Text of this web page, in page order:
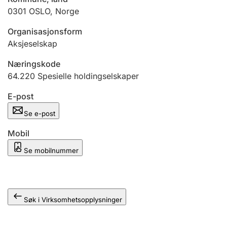
Andre tema
0301 OSLO, Norge
Organisasjonsform
Aksjeselskap
Næringskode
64.220 Spesielle holdingselskaper
E-post
Se e-post
Mobil
Se mobilnummer
Søk i Virksomhetsopplysninger